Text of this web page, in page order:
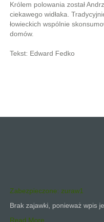
Królem polowania został
ciekawego widłaka.
łowieckich wspólnie
domów.
Tekst: Edward Fedko
Zabezpieczone: zuraw1
Brak zajawki, ponieważ wpis
Read More